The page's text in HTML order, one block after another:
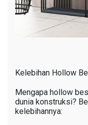
Kelebihan Hollow
Mengapa hollow
dunia konstruksi?
kelebihannya: